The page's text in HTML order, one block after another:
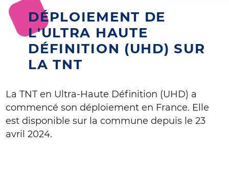
DÉPLOIEMENT DE
L'ULTRA HAUTE
DÉFINITION (UHD) SUR
LA TNT
La TNT en Ultra-Haute Définition (UHD) a
commencé son déploiement en France. Elle
est disponible sur la commune depuis le 23
avril 2024.